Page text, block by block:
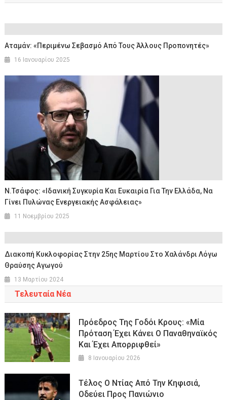
Αταμάν: «Περιμένω Σεβασμό Από Τους Άλλους Προπονητές»
16 Ιανουαρίου 2025
Ν.Τσάφος: «Ιδανική Συγκυρία Και Ευκαιρία Για Την Ελλάδα, Να
Γίνει Πυλώνας Ενεργειακής Ασφάλειας»
11 Νοεμβρίου 2025
Διακοπή Κυκλοφορίας Στην 25ης Μαρτίου Στο Χαλάνδρι Λόγω
Θραύσης Αγωγού
13 Μαρτίου 2024
Τελευταία Νέα
Πρόεδρος Της Γοδόι Κρους: «Μία
Πρόταση Έχει Κάνει Ο Παναθηναϊκός
Και Έχει Απορριφθεί»
8 Ιανουαρίου 2026
Τέλος Ο Ντίας Από Την Κηφισιά,
Οδεύει Προς Πανιώνιο